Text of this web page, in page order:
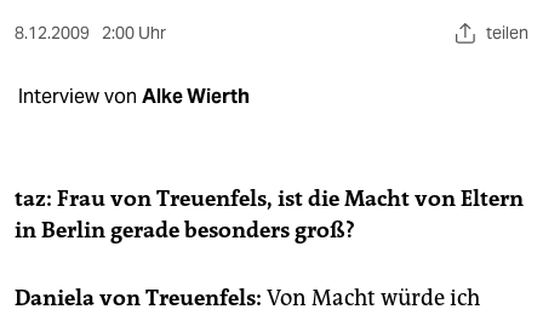
sport
berlin
wahrheit
verlag
8.12.2009 2:00 Uhr teilen
Interview von Alke Wierth
taz: Frau von Treuenfels, ist die Macht von Eltern
in Berlin gerade besonders groß?
Daniela von Treuenfels: Von Macht würde ich